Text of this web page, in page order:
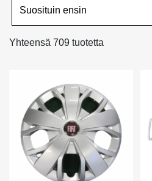
Yhteensä 709 tuotetta